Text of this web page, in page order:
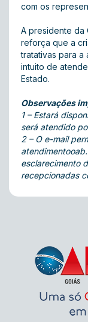
com os
A presidente da
reforça que a
tratativas para a
intuito de
Estado.
Observações
1 – Estará
será atendido
2 – O e-mail
esclarecimento
recepcionadas